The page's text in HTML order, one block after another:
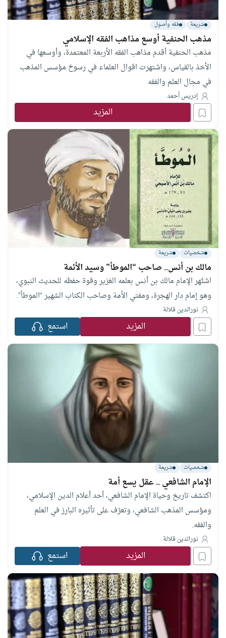
شريعة فقه وأصول
مذهب الحنفية أوسع مذاهب الفقه الإسلامي
مذهب الحنفية أقدم مذاهب الفقه الأربعة المعتمدة، وأوسعها في
الأخذ بالقياس، واشتهرت اقوال العلماء في رسوخ مؤسس المذهب
في مجال العلم والفقه
إدريس أحمد
المزيد
شخصيات شريعة
مالك بن أنس.. صاحب “الموطأ” وسيد الأئمة
اشتُهر الإمام مالك بن أنس بعلمه الغزير وقوة حفظه للحديث النبوي،
وهو إمام دار الهجرة، ومفتي الأمة وصاحب الكتاب الشهير “الموطأ”.
نورالدين قلالة
المزيد استمع
شخصيات شريعة
الإمام الشافعي .. عقل يسع أمة
اكتشف تاريخ وحياة الإمام الشافعي، أحد أعلام الدين الإسلامي،
ومؤسس المذهب الشافعي، وتعرّف على تأثيره البارز في العلم
والفقه.
نورالدين قلالة
المزيد استمع